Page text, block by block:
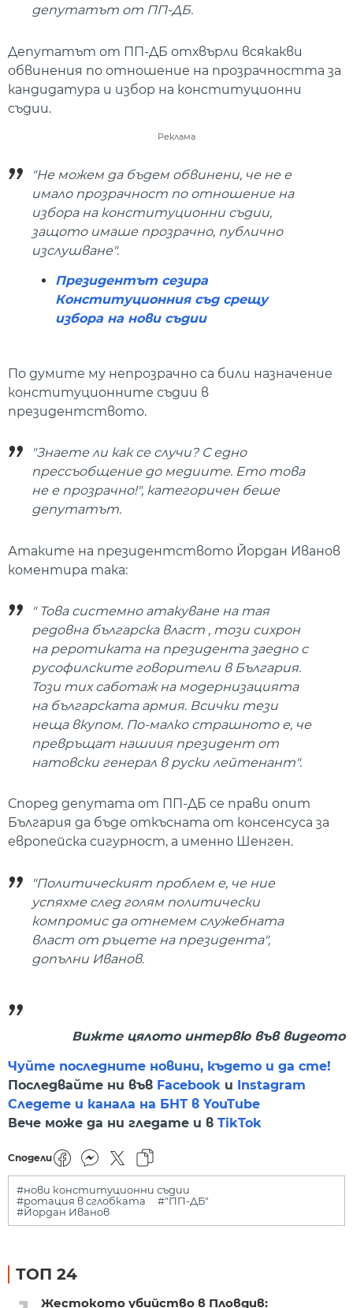
депутатът от ПП-ДБ.
Депутатът от ПП-ДБ отхвърли всякакви
обвинения по отношение на прозрачността за
кандидатура и избор на конституционни
съдии.
Реклама
"Не можем да бъдем обвинени, че не е
имало прозрачност по отношение на
избора на конституционни съдии,
защото имаше прозрачно, публично
изслушване".
Президентът сезира
Конституционния съд срещу
избора на нови съдии
По думите му непрозрачно са били назначение
конституционните съдии в
президентството.
"Знаете ли как се случи? С едно
прессъобщение до медиите. Ето това
не е прозрачно!", категоричен беше
депутатът.
Атаките на президентството Йордан Иванов
коментира така:
" Това системно атакуване на тая
редовна българска власт , този сихрон
на реротиката на президента заедно с
русофилските говорители в България.
Този тих саботаж на модернизацията
на българската армия. Всички тези
неща вкупом. По-малко страшното е, че
превръщат нашиия президент от
натовски генерал в руски лейтенант".
Според депутата от ПП-ДБ се прави опит
България да бъде откъсната от консенсуса за
европейска сигурност, а именно Шенген.
"Политическият проблем е, че ние
успяхме след голям политически
компромис да отнемем служебната
власт от ръцете на президента",
допълни Иванов.
Вижте цялото интервю във видеото
Чуйте последните новини, където и да сте!
Последвайте ни във Facebook и Instagram
Следете и канала на БНТ в YouTube
Вече може да ни гледате и в TikTok
Сподели
#нови конституционни съдии
#ротация в сглобката
#"ПП-ДБ"
#Йордан Иванов
ТОП 24
Жестокото убийство в Пловдив: